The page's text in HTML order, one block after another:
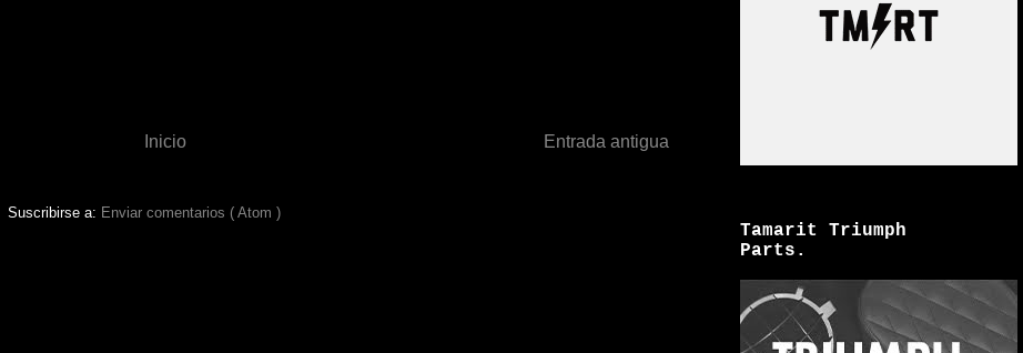
Entrada antigua
Inicio
Suscribirse a: Enviar comentarios ( Atom )
Tamarit Triumph
Parts.